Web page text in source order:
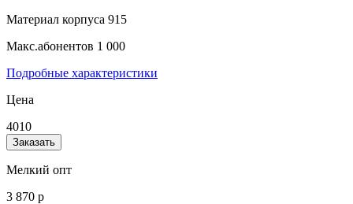
Материал корпуса 915
Макс.абонентов 1 000
Подробные характеристики
Цена
4010
Заказать
Мелкий опт
3 870 р